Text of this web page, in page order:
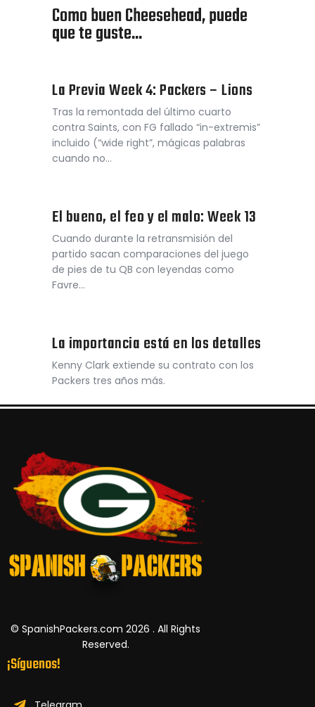
Como buen Cheesehead, puede
que te guste...
La Previa Week 4: Packers – Lions
Tras la remontada del último cuarto
contra Saints, con FG fallado “in-extremis”
incluido (“wide right”, mágicas palabras
cuando no…
El bueno, el feo y el malo: Week 13
Cuando durante la retransmisión del
partido sacan comparaciones del juego
de pies de tu QB con leyendas como
Favre…
La importancia está en los detalles
Kenny Clark extiende su contrato con los
Packers tres años más.
© SpanishPackers.com 2026 . All Rights
Reserved.
¡Síguenos!